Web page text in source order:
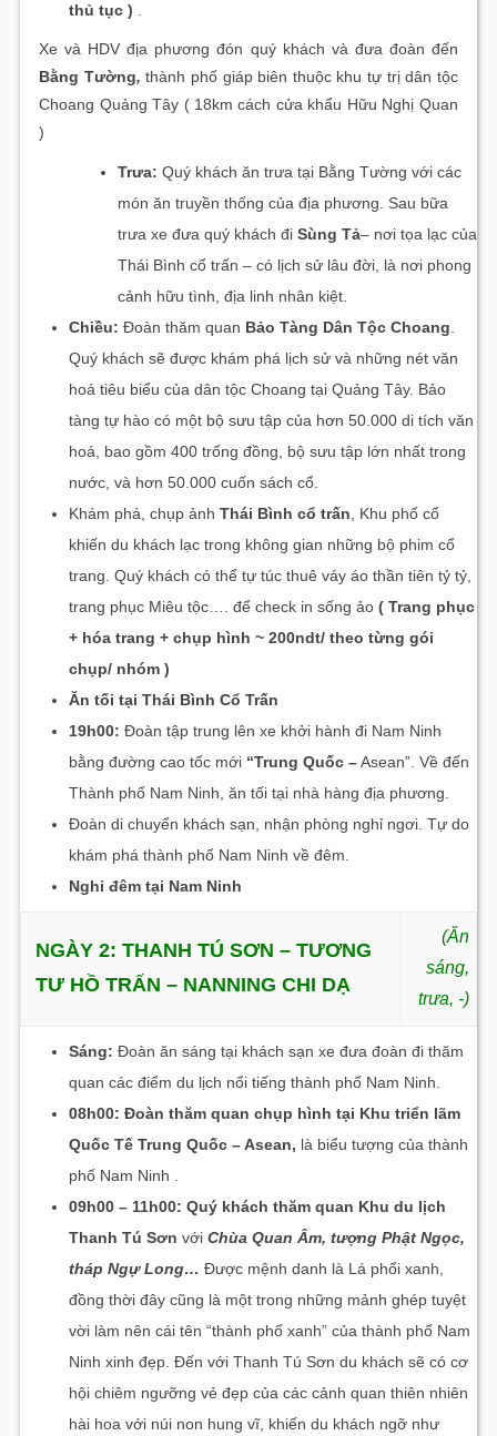
thủ tục ) .
Xe và HDV địa phương đón quý khách và đưa đoàn đến
Bằng Tường, thành phố giáp biên thuộc khu tự trị dân tộc
Choang Quảng Tây ( 18km cách cửa khẩu Hữu Nghị Quan
)
Trưa: Quý khách ăn trưa tại Bằng Tường với các
món ăn truyền thống của địa phương. Sau bữa
trưa xe đưa quý khách đi Sùng Tả– nơi tọa lạc của
Thái Bình cổ trấn – có lịch sử lâu đời, là nơi phong
cảnh hữu tình, địa linh nhân kiệt.
Chiều: Đoàn thăm quan Bảo Tàng Dân Tộc Choang
Quý khách sẽ được khám phá lịch sử và những nét văn
hoá tiêu biểu của dân tộc Choang tại Quảng Tây. Bảo
tàng tự hào có một bộ sưu tập của hơn 50.000 di tích văn
hoá, bao gồm 400 trống đồng, bộ sưu tập lớn nhất trong
nước, và hơn 50.000 cuốn sách cổ.
Khám phá, chụp ảnh Thái Bình cổ trấn , Khu phố cổ
khiến du khách lạc trong không gian những bộ phim cổ
trang. Quý khách có thể tự túc thuê váy áo thần tiên tỷ tỷ,
trang phục Miêu tộc…. để check in sống ảo ( Trang phục
+ hóa trang + chụp hình ~ 200ndt/ theo từng gói
chụp/ nhóm )
Ăn tối tại Thái Bình Cổ Trấn
19h00: Đoàn tập trung lên xe khởi hành đi Nam Ninh
bằng đường cao tốc mới“Trung Quốc –Asean”. Về đến
Thành phố Nam Ninh, ăn tối tại nhà hàng địa phương.
Đoàn di chuyển khách sạn, nhận phòng nghỉ ngơi. Tự do
khám phá thành phố Nam Ninh về đêm.
Nghỉ đêm tại Nam Ninh
NGÀY 2: THANH TÚ SƠN – TƯƠNG
TƯ HỒ TRẤN – NANNING CHI DẠ
(Ăn
sáng,
trưa, -)
Sáng: Đoàn ăn sáng tại khách sạn xe đưa đoàn đi thăm
quan các điểm du lịch nổi tiếng thành phố Nam Ninh.
08h00: Đoàn thăm quan chụp hình tại Khu triển lãm
Quốc Tế Trung Quốc – Asean, là biểu tượng của thành
phố Nam Ninh .
09h00 – 11h00: Quý khách thăm quan Khu du lịch
Thanh Tú Sơn với Chùa Quan Âm, tượng Phật Ngọc,
tháp Ngự Long… Được mệnh danh là Lá phổi xanh,
đồng thời đây cũng là một trong những mảnh ghép tuyệt
vời làm nên cái tên “thành phố xanh” của thành phố Nam
Ninh xinh đẹp. Đến với Thanh Tú Sơn du khách sẽ có cơ
hội chiêm ngưỡng vẻ đẹp của các cảnh quan thiên nhiên
hài hoa với núi non hung vĩ, khiến du khách ngỡ như